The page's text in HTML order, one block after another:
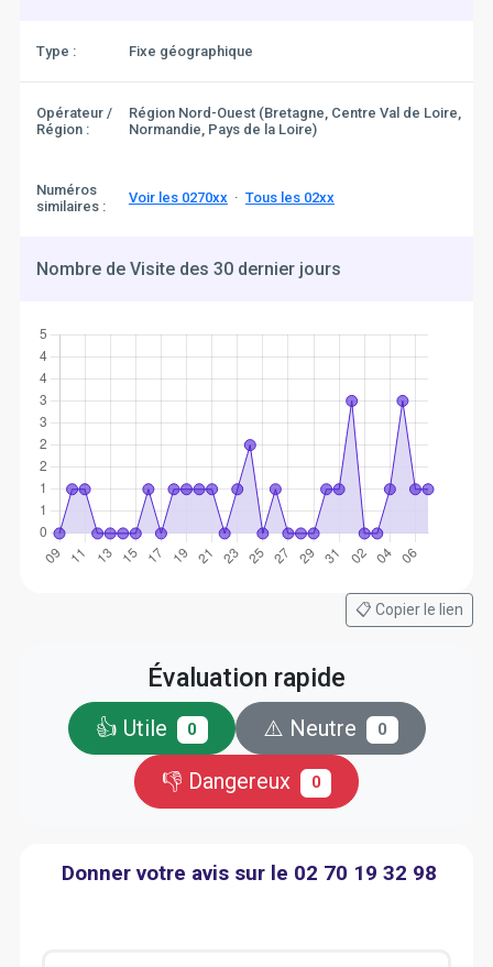
Type : Fixe géographique
Opérateur /
Région :
Région Nord-Ouest (Bretagne, Centre Val de Loire,
Normandie, Pays de la Loire)
Numéros
similaires :
Voir les 0270xx· Tous les 02xx
Nombre de Visite des 30 dernier jours
📋 Copier le lien
Évaluation rapide
👍 Utile 0 ⚠️ Neutre 0
👎 Dangereux 0
Donner votre avis sur le 02 70 19 32 98